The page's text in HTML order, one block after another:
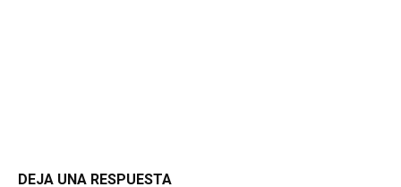
DEJA UNA RESPUESTA